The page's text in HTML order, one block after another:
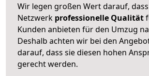
Wir legen großen Wert darauf,
Netzwerk professionelle Qualität
Kunden anbieten für den Umzug
Deshalb achten wir bei den
darauf, dass sie diesen hohen
gerecht werden.